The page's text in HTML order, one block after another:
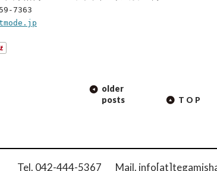
7363
older
posts
TOP
Tel. 042-444-5367 Mail.